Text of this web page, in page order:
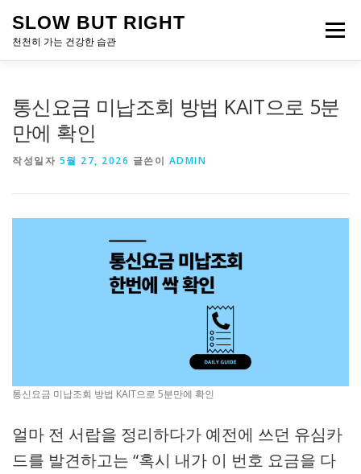
SLOW BUT RIGHT
천천히 가는 건강한 습관
메뉴
통신요금 미납조회 방법 KAIT으로 5분
만에 확인
작성일자 5월 27, 2026 글쓴이 ADMIN
통신요금 미납조회 방법 KAIT으로 5분만에 확인
얼마 전 서랍을 정리하다가 예전에 쓰던 유심카
드를 발견하고는 “혹시 내가 이 번호 요금을 다